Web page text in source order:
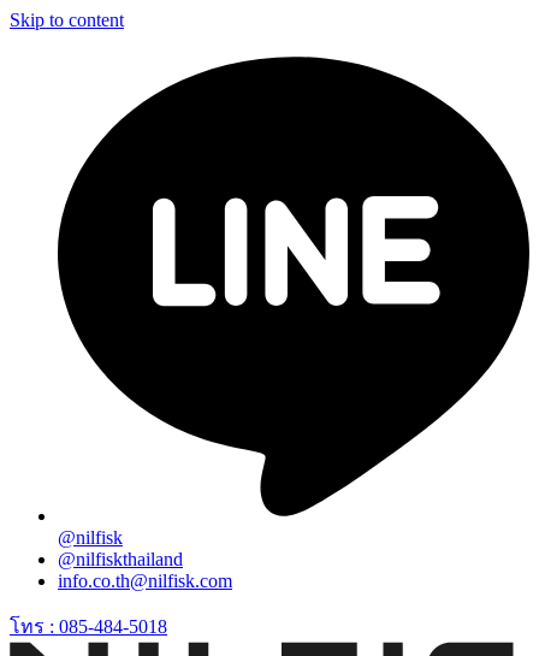
Skip to content
@nilfisk
@nilfiskthailand
info.co.th@nilfisk.com
โทร : 085-484-5018